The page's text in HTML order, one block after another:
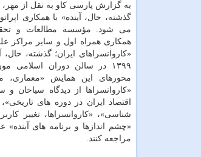
به گزارش پارسی کاو به نقل از مهر،
گذشته، حال، آینده» با همکاری
می شود. مؤسسه مطالعات و
همکاری همراه اول و سایر مراکز
۱۳۹۹ در سالن دوران اسلامی
محورهای این همایش «معماری،
«کاروانسراها از دیدگاه سیاحان و
اقتصاد ایران در دوره های
شناسی»، «کاروانسراها، تغییر
مراجعه کنند.